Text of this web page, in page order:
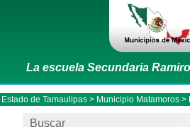
La escuela Secundaria
Estado de Tamaulipas> Municipio Matamoros>